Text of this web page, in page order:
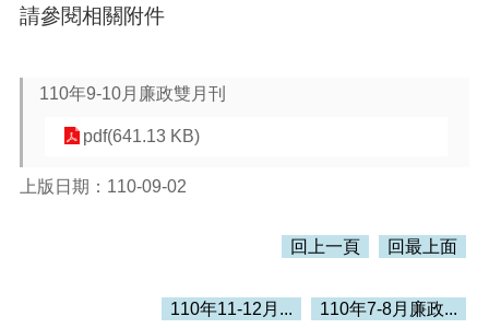
進
搜
本
請參閱相關附件
110年9-10月廉政雙月刊
pdf(641.13 KB)
上版日期：110-09-02
回上一頁 回最上面
110年11-12月... 110年7-8月廉政...